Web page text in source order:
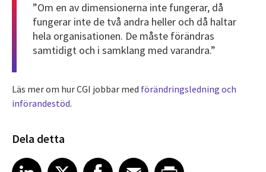
”Om en av dimensionerna inte fungerar, då
fungerar inte de två andra heller och då haltar
hela organisationen. De måste förändras
samtidigt och i samklang med varandra.”
Läs mer om hur CGI jobbar med förändringsledning och
införandestöd.
Dela detta
Share article on LinkedIn
LinkedIn
Share article on XShare article on Facebook
Facebook
Share article on Email
EmailShare article on Print